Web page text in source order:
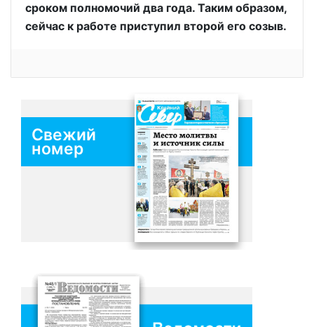
сроком полномочий два года. Таким образом,
сейчас к работе приступил второй его созыв.
Свежий
номер